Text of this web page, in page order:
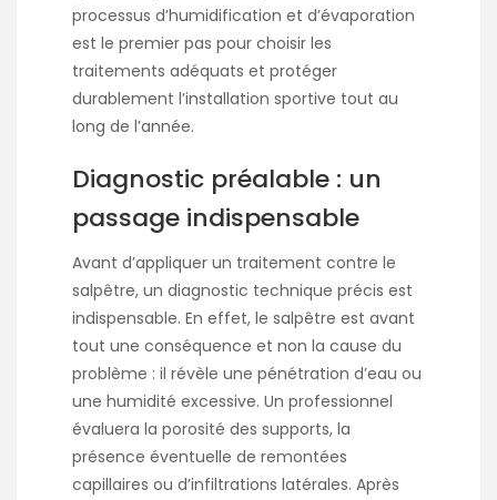
processus d’humidification et d’évaporation
est le premier pas pour choisir les
traitements adéquats et protéger
durablement l’installation sportive tout au
long de l’année.
Diagnostic préalable : un
passage indispensable
Avant d’appliquer un traitement contre le
salpêtre, un diagnostic technique précis est
indispensable. En effet, le salpêtre est avant
tout une conséquence et non la cause du
problème : il révèle une pénétration d’eau ou
une humidité excessive. Un professionnel
évaluera la porosité des supports, la
présence éventuelle de remontées
capillaires ou d’infiltrations latérales. Après